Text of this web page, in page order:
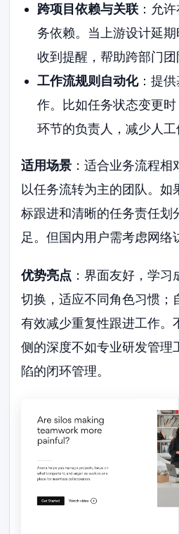
跨项目依赖与关联：允
务依赖。当上游设计延
收到提醒，帮助跨部门团
工作流规则自动化：提
作。比如任务状态变更
环节的负责人，减少人工
适用场景 ：适合业务流程
以任务流转为主的团队。如
标跟进和清晰的任务责任划
足。但国内用户需考虑网络
优势亮点 ：界面友好，学
切换，适应不同角色习惯；
有效减少重复性跟进工作。
侧的深度不如专业研发管理
陷的闭环管理。